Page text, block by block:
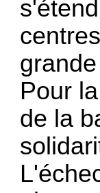
Pour
de la